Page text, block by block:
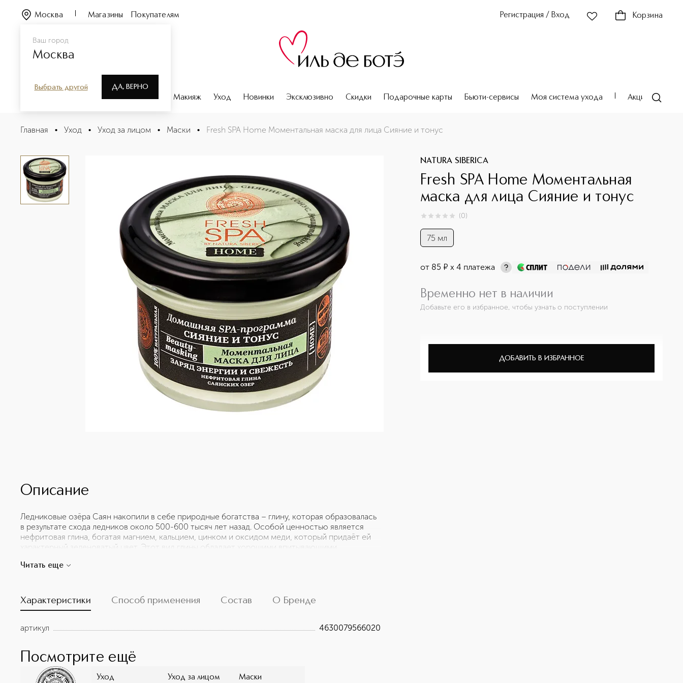
Ваш город
Москва
Выбрать другой ДА, ВЕРНО
Москва Магазины Покупателям Регистрация / Вход Корзина
Парфюмерия Макияж Уход Новинки Эксклюзивно Скидки Подарочные карты Бьюти-сервисы Моя система ухода Акции
Fresh SPA Home Моментальная маска для лица Сияние и тонус
Главная • Уход • Уход за лицом • Маски • Fresh SPA Home Моментальная маска для лица Сияние и тонус
NATURA SIBERICA
Fresh SPA Home Моментальная
маска для лица Сияние и тонус
0из 0 (0)
75 мл
от 85 ¤ х 4 платежа
Временно нет в наличии
Добавьте его в избранное, чтобы узнать о поступлении
ДОБАВИТЬ В ИЗБРАННОЕ
Описание
Ледниковые озёра Саян накопили в себе природные богатства – глину, которая образовалась
в результате схода ледников около 500-600 тысяч лет назад. Особой ценностью является
нефритовая глина, богатая магнием, кальцием, цинком и оксидом меди, который придаёт ей
характерный зеленоватый цвет. Этот вид глины обладает хорошими впитывающими
самыми необходимыми и полезными ингредиентами красоты. Нефритовая глина придаёт коже
Читать еще
Характеристики Способ применения Состав О Бренде
артикул 4630079566020
Посмотрите ещё
Уход Уход за лицом Маски